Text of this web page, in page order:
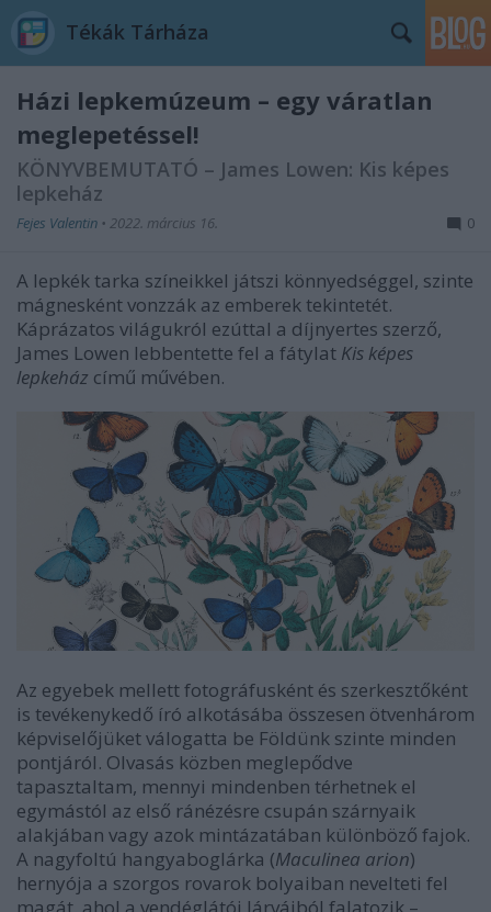
Tékák Tárháza
Házi lepkemúzeum – egy váratlan
meglepetéssel!
KÖNYVBEMUTATÓ – James Lowen: Kis képes
lepkeház
Fejes Valentin • 2022. március 16. 0
A lepkék tarka színeikkel játszi könnyedséggel, szinte
mágnesként vonzzák az emberek tekintetét.
Káprázatos világukról ezúttal a díjnyertes szerző,
James Lowen lebbentette fel a fátylat Kis képes
lepkeház című művében.
Az egyebek mellett fotográfusként és szerkesztőként
is tevékenykedő író alkotásába összesen ötvenhárom
képviselőjüket válogatta be Földünk szinte minden
pontjáról. Olvasás közben meglepődve
tapasztaltam, mennyi mindenben térhetnek el
egymástól az első ránézésre csupán szárnyaik
alakjában vagy azok mintázatában különböző fajok.
A nagyfoltú hangyaboglárka (Maculinea arion)
hernyója a szorgos rovarok bolyaiban nevelteti fel